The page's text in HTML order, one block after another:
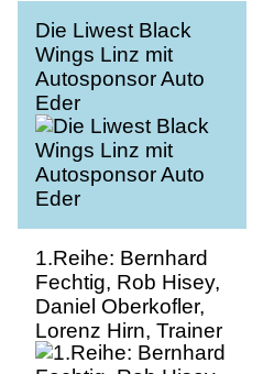
Die Liwest Black
Wings Linz mit
Autosponsor Auto
Eder
1.Reihe: Bernhard
Fechtig, Rob Hisey,
Daniel Oberkofler,
Lorenz Hirn, Trainer
Robert Daum,